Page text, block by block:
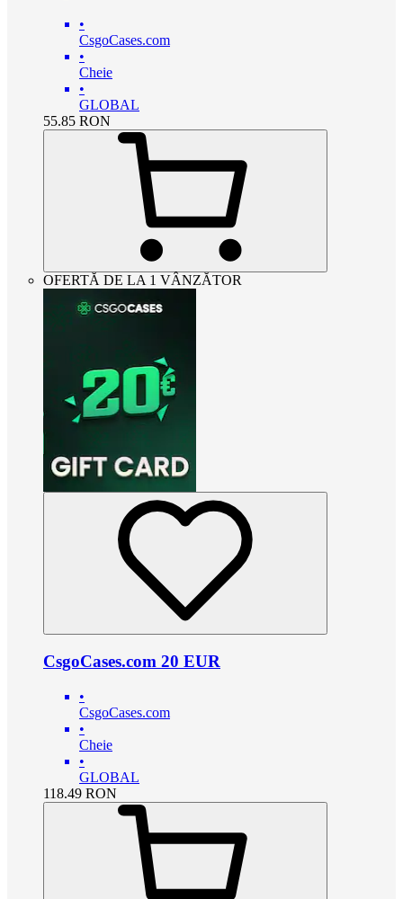
•
CsgoCases.com
•
Cheie
•
GLOBAL
55.85 RON
OFERTĂ DE LA 1 VÂNZĂTOR
CsgoCases.com 20 EUR
•
CsgoCases.com
•
Cheie
•
GLOBAL
118.49 RON